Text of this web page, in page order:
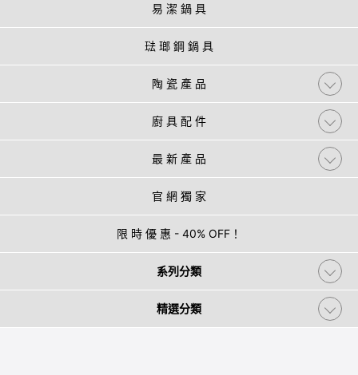
易 潔 鍋 具
琺 瑯 鋼 鍋 具
陶 瓷 產 品
廚 具 配 件
最 新 產 品
官 網 獨 家
限 時 優 惠 - 40% OFF！
系列分類
精選分類